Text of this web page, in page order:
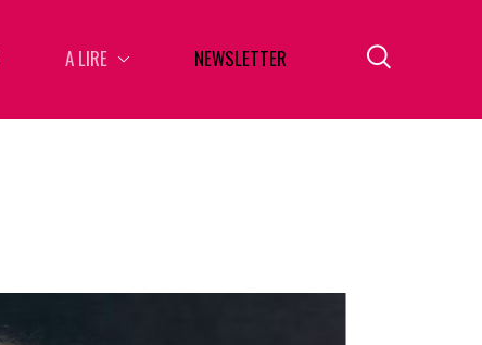
A LIRE NEWSLETTER